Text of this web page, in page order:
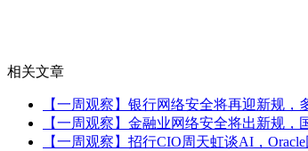
相关文章
【一周观察】银行网络安全将再迎新规
【一周观察】金融业网络安全将出新规
【一周观察】招行CIO周天虹谈AI，